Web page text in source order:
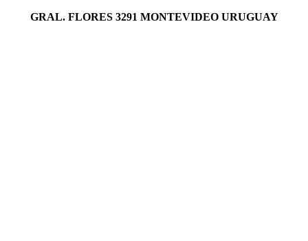
$ 1.722,00
precios:
GRAL. FLORES 3291 MONTEVIDEO URUGUAY